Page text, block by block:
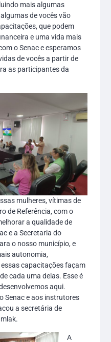
mais algumas
de vocês vão
que podem
e uma vida mais
o Senac e esperamos
de vocês a partir de
as participantes da
mulheres, vítimas de
de Referência, com o
a qualidade de
e a Secretaria do
o nosso município, e
autonomia,
capacitações façam
cada uma delas. Esse é
aqui.
Senac e aos instrutores
a secretária de
A